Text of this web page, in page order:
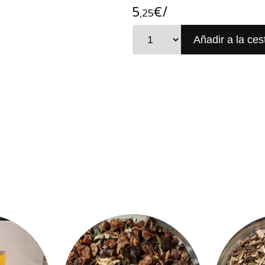
5,25€/